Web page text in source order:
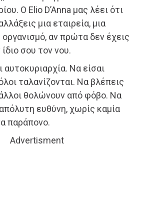
Ο Elio D’Anna μας λέει ότι
μια εταιρεία, μια
οργανισμό, αν πρώτα δεν έχεις
σου τον νου.
αυτοκυριαρχία. Να είσαι
ταλανίζονται. Να βλέπεις
θολώνουν από φόβο. Να
ευθύνη, χωρίς καμία
παράπονο.
Advertisment